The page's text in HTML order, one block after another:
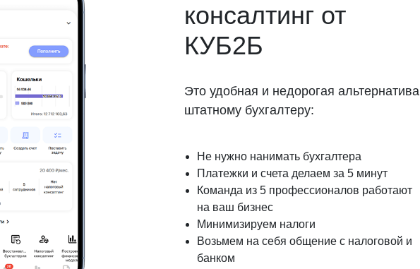
консалтинг от
КУБ2Б
Это удобная и недорогая альтернатива
штатному бухгалтеру:
Не нужно нанимать бухгалтера
Платежки и счета делаем за 5 минут
Команда из 5 профессионалов работают
на ваш бизнес
Минимизируем налоги
Возьмем на себя общение с налоговой и
банком